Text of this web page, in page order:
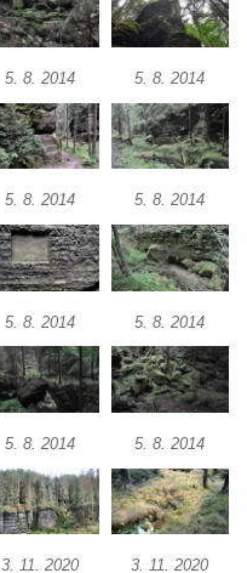
5. 8. 2014 5. 8. 2014
5. 8. 2014 5. 8. 2014
5. 8. 2014 5. 8. 2014
5. 8. 2014 5. 8. 2014
3. 11. 2020 3. 11. 2020